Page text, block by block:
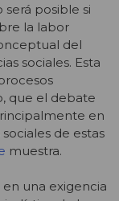
será posible si
la labor
del
sociales. Esta
que el debate
en
de estas
muestra.
una exigencia